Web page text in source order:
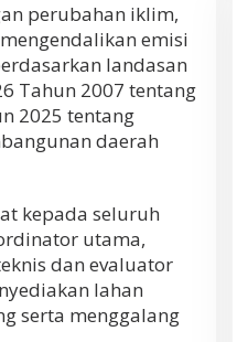
perubahan iklim,
emisi
landasan
Tahun 2007 tentang
2025 tentang
daerah
kepada seluruh
utama,
dan evaluator
lahan
serta menggalang